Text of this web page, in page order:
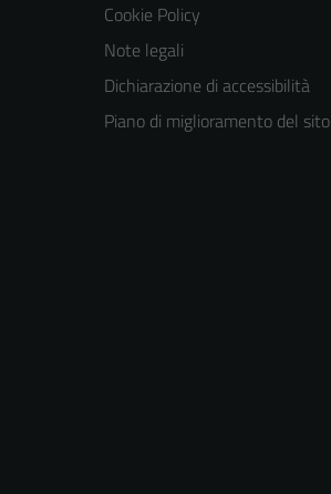
Cookie Policy
Note legali
Dichiarazione di accessibilità
Piano di miglioramento del sito